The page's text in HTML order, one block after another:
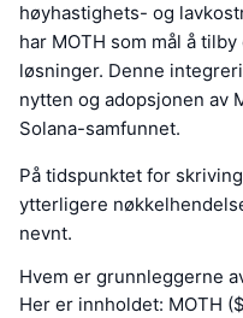
høyhastighets- og
har MOTH som mål å
løsninger. Denne
nytten og adopsjonen av
Solana-samfunnet.
På tidspunktet for
ytterligere
nevnt.
Hvem er grunnleggerne
Her er innholdet: MOTH